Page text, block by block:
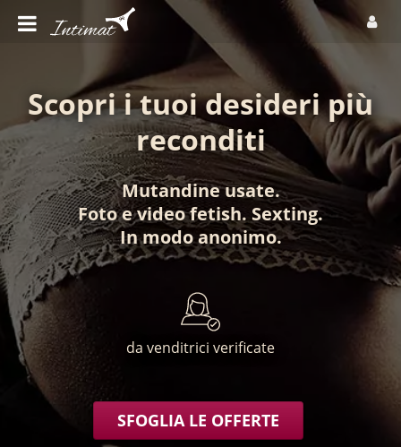
Scopri i tuoi desideri più
reconditi
Mutandine usate.
Fotoevideo fetish. Sexting.
In modo anonimo.
da venditrici verificate
SFOGLIA LE OFFERTE